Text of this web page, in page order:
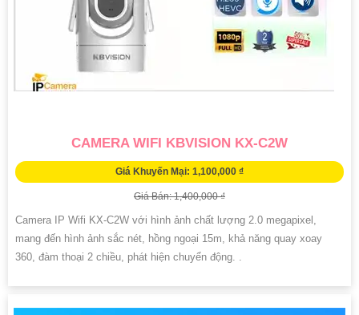
CAMERA WIFI KBVISION KX-C2W
Giá Khuyến Mại: 1,100,000 ₫
Giá Bán: 1,400,000 ₫
Camera IP Wifi KX-C2W với hình ảnh chất lượng 2.0 megapixel,
mang đến hình ảnh sắc nét, hồng ngoại 15m, khả năng quay xoay
360, đàm thoại 2 chiều, phát hiện chuyển động. .